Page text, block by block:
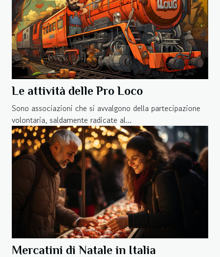
Le attività delle Pro Loco
Sono associazioni che si avvalgono della partecipazione
volontaria, saldamente radicate al...
Mercatini di Natale in Italia